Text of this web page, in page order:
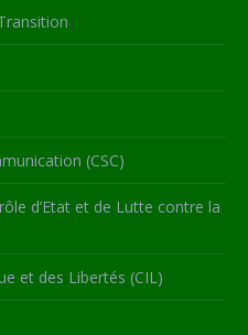
(CSC)
d’Etat et de Lutte contre la
et des Libertés (CIL)